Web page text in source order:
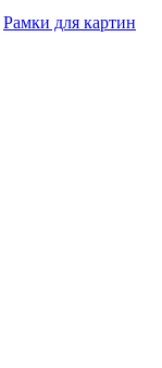
Рамки для картин